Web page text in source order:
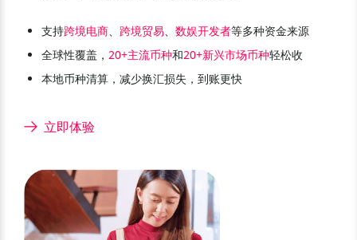
支持跨境电商、 跨境贸易、 数娱开发者等多种资金来源
全球性覆盖， 20+主流币种
美元 USD
港元 HKD
新加坡元 SGD
和20+新兴市场币种
尼日利亚 NGN
科特迪瓦 XOF
坦桑尼亚 TZS
轻松收
本地币种清算，减少换汇损失，到账更快
立即体验